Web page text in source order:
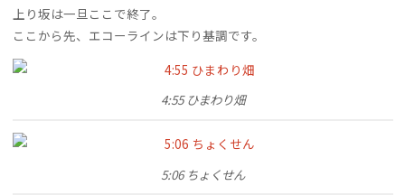
上り坂は一旦ここで終了。
ここから先、エコーラインは下り基調です。
4:55 ひまわり畑
5:06 ちょくせん